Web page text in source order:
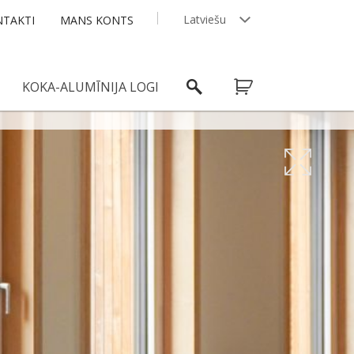
KOKA-ALUMĪNIJA LOGI
MANS KONTS
Latviešu